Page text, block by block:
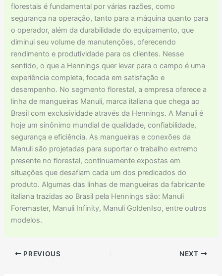
florestais é fundamental por várias razões, como
segurança na operação, tanto para a máquina quanto para
o operador, além da durabilidade do equipamento, que
diminui seu volume de manutenções, oferecendo
rendimento e produtividade para os clientes. Nesse
sentido, o que a Hennings quer levar para o campo é uma
experiência completa, focada em satisfação e
desempenho. No segmento florestal, a empresa oferece a
linha de mangueiras Manuli, marca italiana que chega ao
Brasil com exclusividade através da Hennings. A Manuli é
hoje um sinônimo mundial de qualidade, confiabilidade,
segurança e eficiência. As mangueiras e conexões da
Manuli são projetadas para suportar o trabalho extremo
presente no florestal, continuamente expostas em
situações que desafiam cada um dos predicados do
produto. Algumas das linhas de mangueiras da fabricante
italiana trazidas ao Brasil pela Hennings são: Manuli
Foremaster, Manuli Infinity, Manuli GoldenIso, entre outros
modelos.
PREVIOUS NEXT